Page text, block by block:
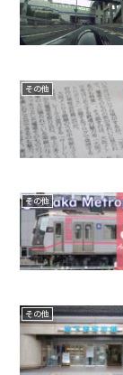
その他
その他
その他